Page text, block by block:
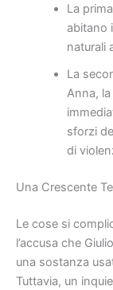
La
abitano
naturali
La
Anna,
sforzi
di
Una Crescente
Le cose si
l’accusa che
una sostanza
Tuttavia, un